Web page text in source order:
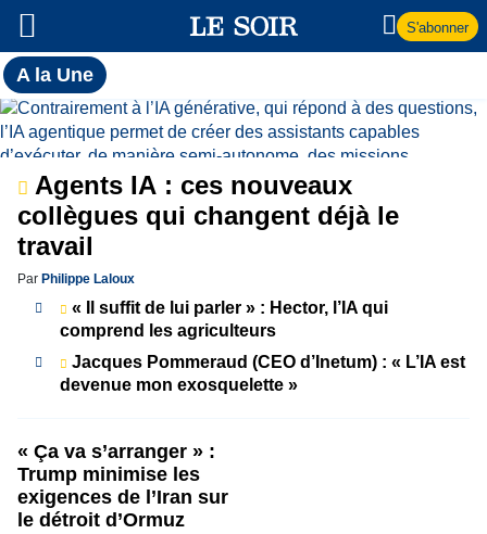
S'abonner
A la UneToutes
l'actualité
du Soir
A
la
Une
Agents IA : ces nouveaux
collègues qui changent déjà le
travail
Par Philippe Laloux
« Il suffit de lui parler » : Hector, l’IA qui
comprend les agriculteurs
Jacques Pommeraud (CEO d’Inetum) : « L’IA est
devenue mon exosquelette »
« Ça va s’arranger » :
Trump minimise les
exigences de l’Iran sur
le détroit d’Ormuz